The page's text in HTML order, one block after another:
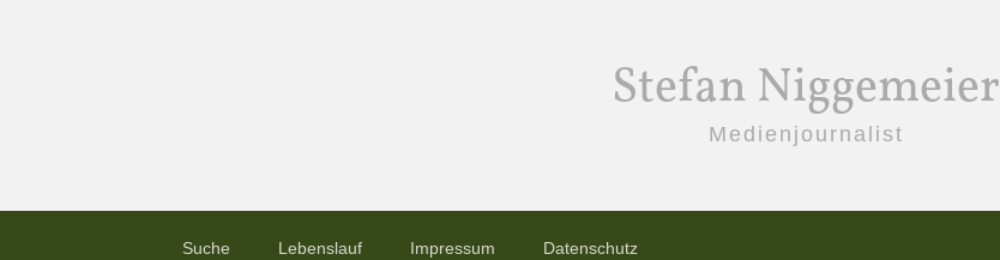
Stefan Niggemeier
Medienjournalist
Suche Lebenslauf Impressum Datenschutz